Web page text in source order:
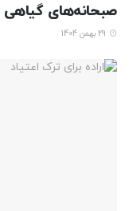
صبحانه‌های گیاهی